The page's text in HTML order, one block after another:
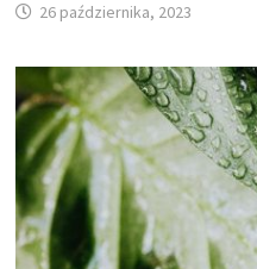
26 października, 2023